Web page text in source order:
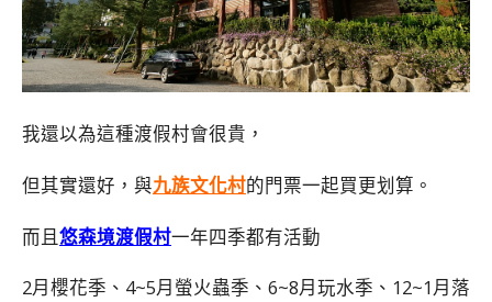
我還以為這種渡假村會很貴，
但其實還好，與九族文化村的門票一起買更划算。
而且悠森境渡假村一年四季都有活動
2月櫻花季、4~5月螢火蟲季、6~8月玩水季、12~1月落